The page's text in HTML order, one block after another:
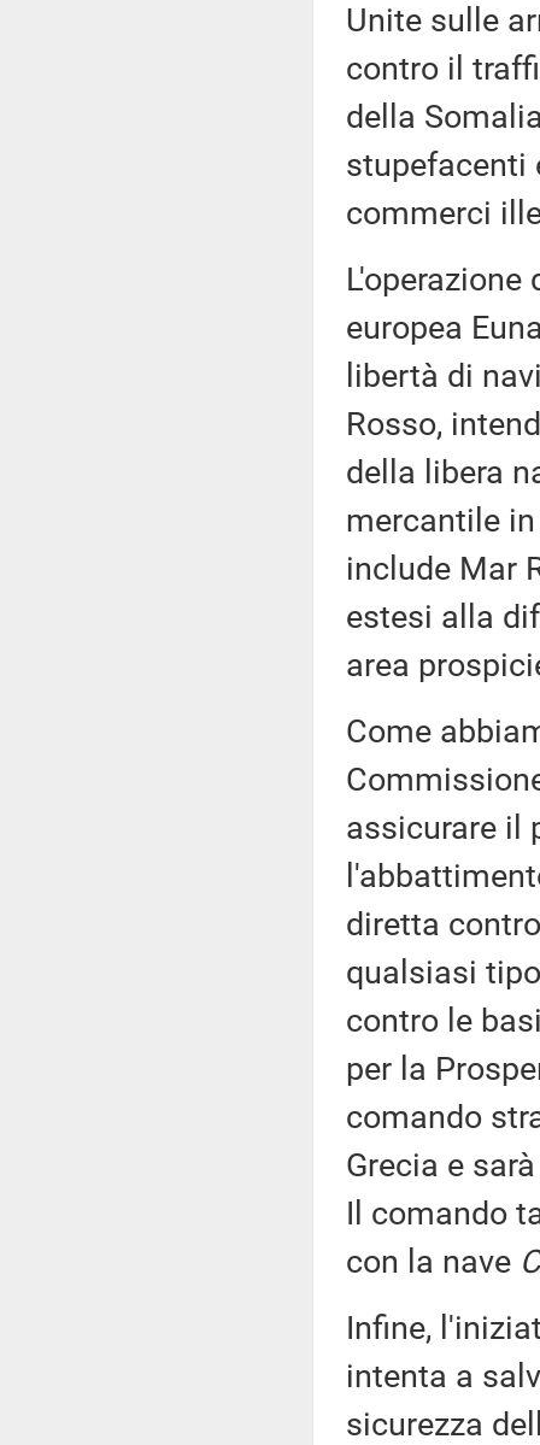
Unite sulle
contro il
della
stupefacenti
commerci
europea
libertà di
Rosso,
della libera
mercantile
include Mar
estesi alla
area
Come
assicurare il
diretta
qualsiasi
contro le
per la
comando
Grecia e
Il comando
con la nave
Infine,
intenta a
sicurezza